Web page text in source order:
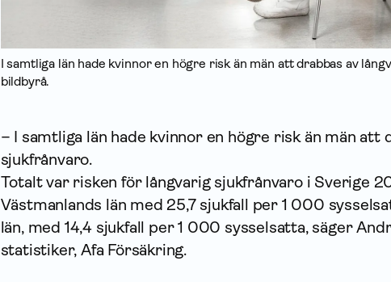
I samtliga län hade kvinnor en högre risk än män att drabbas av
bildbyrå.
– I samtliga län hade kvinnor en högre risk än män att
sjukfrånvaro.
Totalt var risken för långvarig sjukfrånvaro i Sverige
Västmanlands län med 25,7 sjukfall per 1 000
län, med 14,4 sjukfall per 1 000 sysselsatta, säger
statistiker, Afa Försäkring.